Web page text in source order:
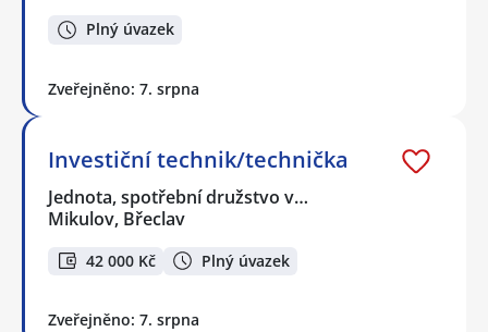
Plný úvazek
Zveřejněno: 7. srpna
Investiční technik/technička
Jednota, spotřební družstvo v…
Mikulov, Břeclav
42 000 Kč Plný úvazek
Zveřejněno: 7. srpna